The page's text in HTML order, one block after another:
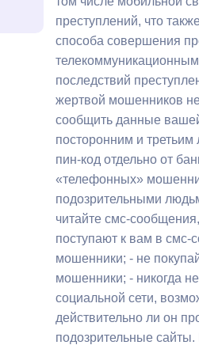
Владикавказ
Распоряжения,
ОРВ и экспертиза
Оценка деятельности
местного
Открытые данные
Информация о
преступлений, что
способа совершения
последствий
жертвой мошенников
сообщить данные
посторонним и
пин-код отдельно от
«телефонных»
подозрительными
читайте смс-
поступают к вам в смс-
мошенники; - не
мошенники; - никогда
социальной сети,
действительно ли он
подозрительные